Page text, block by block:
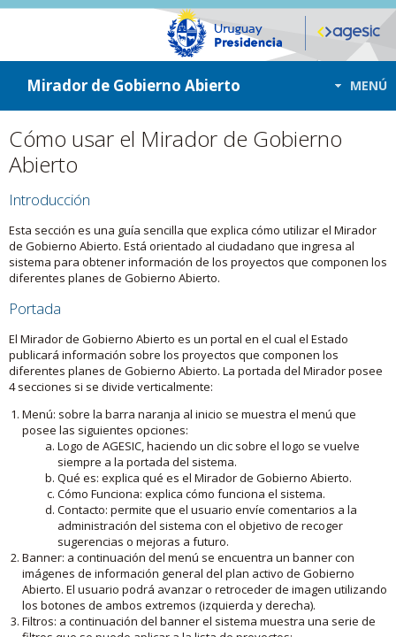
ir a contenido
ir al menú
Mirador de Gobierno Abierto MENÚ
Cómo usar el Mirador de Gobierno
Abierto
Introducción
Esta sección es una guía sencilla que explica cómo utilizar el Mirador
de Gobierno Abierto. Está orientado al ciudadano que ingresa al
sistema para obtener información de los proyectos que componen los
diferentes planes de Gobierno Abierto.
Portada
El Mirador de Gobierno Abierto es un portal en el cual el Estado
publicará información sobre los proyectos que componen los
diferentes planes de Gobierno Abierto. La portada del Mirador posee
4 secciones si se divide verticalmente:
Menú: sobre la barra naranja al inicio se muestra el menú que
posee las siguientes opciones:
Logo de AGESIC, haciendo un clic sobre el logo se vuelve
siempre a la portada del sistema.
Qué es: explica qué es el Mirador de Gobierno Abierto.
Cómo Funciona: explica cómo funciona el sistema.
Contacto: permite que el usuario envíe comentarios a la
administración del sistema con el objetivo de recoger
sugerencias o mejoras a futuro.
Banner: a continuación del menú se encuentra un banner con
imágenes de información general del plan activo de Gobierno
Abierto. El usuario podrá avanzar o retroceder de imagen utilizando
los botones de ambos extremos (izquierda y derecha).
Filtros: a continuación del banner el sistema muestra una serie de